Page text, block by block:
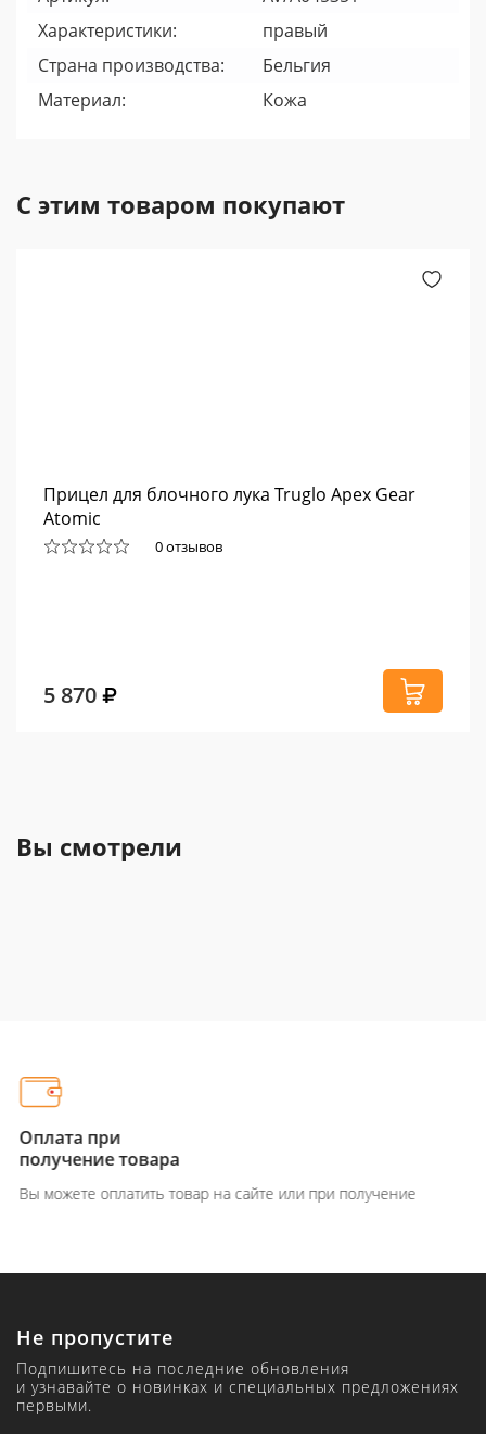
Характеристики:
правый
Страна производства:
Бельгия
Материал:
Кожа
С этим товаром покупают
Прицел для блочного лука Truglo Apex Gear
Atomic
0 отзывов
5 870
Вы смотрели
Оплата при
получение товара
Вы можете оплатить товар на сайте или при получение
Не пропустите
Подпишитесь на последние обновления
и узнавайте о новинках и специальных предложениях
первыми.